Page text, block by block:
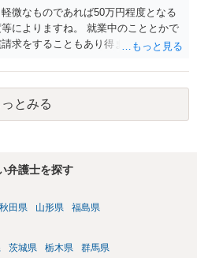
のやり取り等を確認する必要がある
ては退職する意思がないのであれば
いては不当な解雇である場合には解
れます。 回答としては以上になりま
いただき最寄りの法律事務所にご相
する等の対応をしていただくことが
微なものであれば50万円程度となる
によりますね。 就業中のこととかで
求をすることもあり得ます。
っとみる
弁護士を探す
秋田県 山形県 福島県
茨城県 栃木県 群馬県